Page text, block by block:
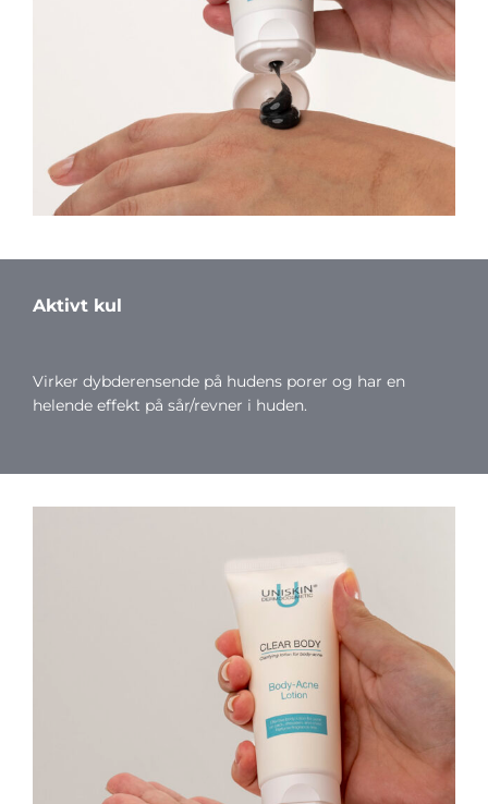
Aktivt kul
Virker dybderensende på hudens porer og har en
helende effekt på sår/revner i huden.